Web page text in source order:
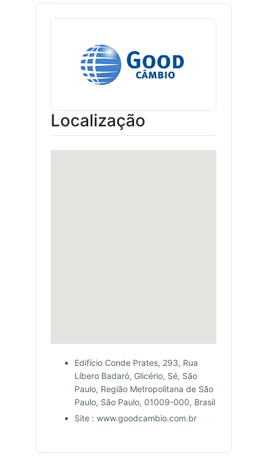
Localização
Edifício Conde Prates, 293, Rua
Líbero Badaró, Glicério, Sé, São
Paulo, Região Metropolitana de São
Paulo, São Paulo, 01009-000, Brasil
Site : www.goodcambio.com.br